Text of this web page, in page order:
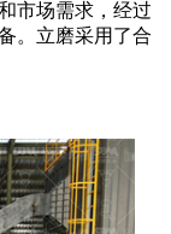
市场需求，经过
。立磨采用了合